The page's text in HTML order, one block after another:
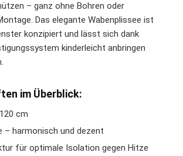
– ganz ohne Bohren oder
Das elegante Wabenplissee ist
konzipiert und lässt sich dank
kinderleicht anbringen
im Überblick:
cm
– harmonisch und dezent
für optimale Isolation gegen Hitze